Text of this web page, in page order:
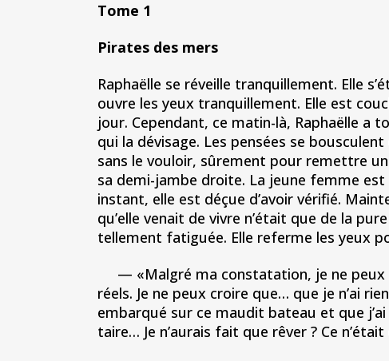
Tome 1
Pirates des mers
Raphaëlle se réveille tranquillement. Elle
ouvre les yeux tranquillement. Elle est
jour. Cependant, ce matin-là, Raphaëlle a
qui la dévisage. Les pensées se
sans le vouloir, sûrement pour remettre
sa demi-jambe droite. La jeune femme
instant, elle est déçue d’avoir vérifié.
qu’elle venait de vivre n’était que de la
tellement fatiguée. Elle referme les yeux
— «Malgré ma constatation, je ne peux
réels. Je ne peux croire que… que je n’ai
embarqué sur ce maudit bateau et que
taire… Je n’aurais fait que rêver ? Ce